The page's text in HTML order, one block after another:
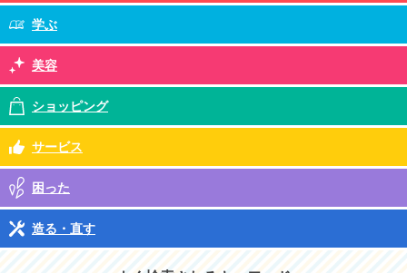
学ぶ
美容
ショッピング
サービス
困った
造る・直す